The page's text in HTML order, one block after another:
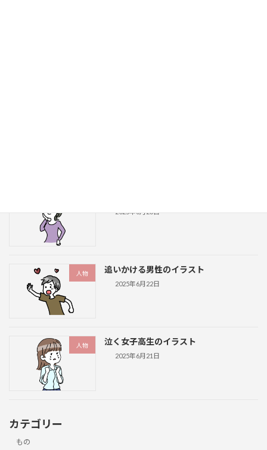
2025年6月23日
人物 追いかける男性のイラスト
2025年6月22日
人物 泣く女子高生のイラスト
2025年6月21日
カテゴリー
もの